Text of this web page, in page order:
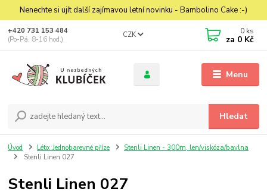
Nenechte si ujít další zajímavou letní novinku - Bambolino Cake :-)
Menu
CZK
Hledat
+420 731 153 484
(Po-Pá, 8-16 hod.)
0 ks
za 0 Kč
Úvod Léto: Jednobarevné příze
Stenli Linen - 300m, len/viskóza/bavlna
Stenli Linen 027
Stenli Linen 027